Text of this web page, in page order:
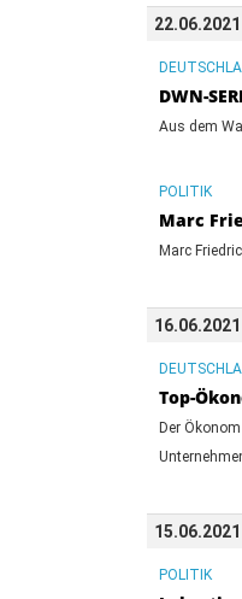
22.06.2021
DWN-
Aus dem
POLITIK
Marc
Marc
16.06.2021
Top-
Der
15.06.2021
POLITIK